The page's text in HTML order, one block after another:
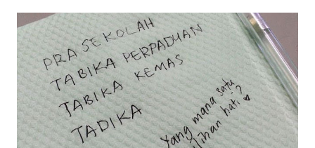
balik keja aku ajak la shah singgah Giant beli barang
sikit...dalam perjalanan dari dalam kereta tu biasalah kan
kami memang akan pimpin anak-anak jalan sampai masuk
dalam... dan kebiasanya bagi anak 4 macam kami ni bahagi-
bahagi lah siapa nak pimpin siapa... dan biasanya aku akan
dukung adik hadi sambil pimpin kakak husna... yang abg
ngah dengan abg long terserah pada shah la pulak.. tapi